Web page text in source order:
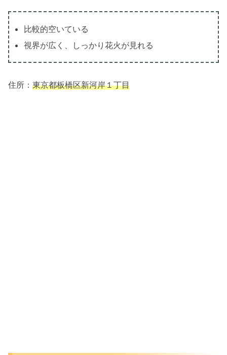
比較的空いている
視界が広く、しっかり花火が見れる
住所： 東京都板橋区新河岸１丁目